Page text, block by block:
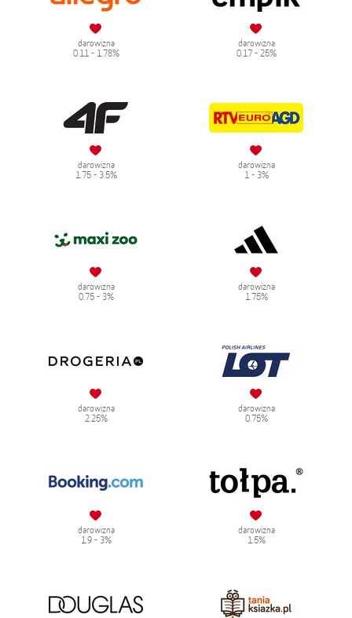
darowizna
0.11 - 1.78%
darowizna
0.17 - 25%
darowizna
1.75 - 3.5%
darowizna
1 - 3%
darowizna
0.75 - 3%
darowizna
1.75%
darowizna
2.25%
darowizna
0.75%
darowizna
1.9 - 3%
darowizna
1.5%